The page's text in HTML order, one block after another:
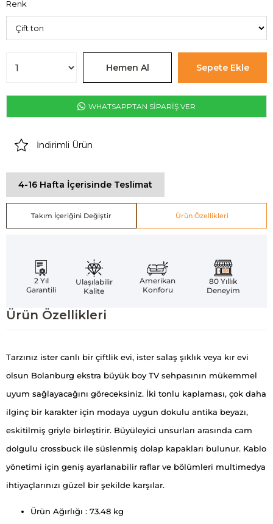
Renk
WHATSAPPTAN SİPARİŞ VER
İndirimli Ürün
4-16 Hafta İçerisinde Teslimat
Takım İçeriğini Değiştir Ürün Özellikleri
2 Yıl
Garantili
Ulaşılabilir
Kalite
Amerikan
Konforu
80 Yıllık
Deneyim
Ürün Özellikleri
Tarzınız ister canlı bir çiftlik evi, ister salaş şıklık veya kır evi
olsun Bolanburg ekstra büyük boy TV sehpasının mükemmel
uyum sağlayacağını göreceksiniz. İki tonlu kaplaması, çok daha
ilginç bir karakter için modaya uygun dokulu antika beyazı,
eskitilmiş griyle birleştirir. Büyüleyici unsurları arasında cam
dolgulu crossbuck ile süslenmiş dolap kapakları bulunur. Kablo
yönetimi için geniş ayarlanabilir raflar ve bölümleri multimedya
ihtiyaçlarınızı güzel bir şekilde karşılar.
Ürün Ağırlığı : 73.48 kg